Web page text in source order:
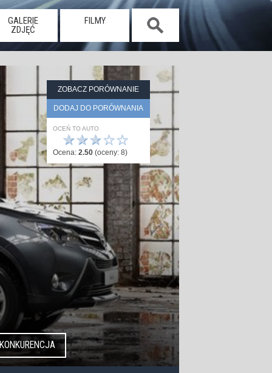
GALERIE
ZDJĘĆ
FILMY
ZOBACZ PORÓWNANIE
DODAJ DO PORÓWNANIA
OCEŃ TO AUTO
☆
☆
★
★
★
Ocena: 2.50 (oceny: 8)
KONKURENCJA